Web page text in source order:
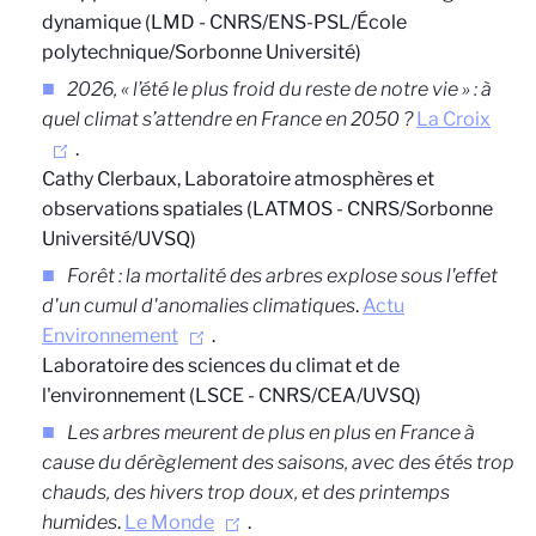
dynamique (LMD - CNRS/ENS-PSL/École
polytechnique/Sorbonne Université)
2026, « l’été le plus froid du reste de notre vie » : à
quel climat s’attendre en France en 2050 ?La Croix
.
Cathy Clerbaux, Laboratoire atmosphères et
observations spatiales (LATMOS - CNRS/Sorbonne
Université/UVSQ)
Forêt : la mortalité des arbres explose sous l'effet
d'un cumul d'anomalies climatiques. Actu
Environnement
.
Laboratoire des sciences du climat et de
l'environnement (LSCE - CNRS/CEA/UVSQ)
Les arbres meurent de plus en plus en France à
cause du dérèglement des saisons, avec des étés trop
chauds, des hivers trop doux, et des printemps
humides. Le Monde .